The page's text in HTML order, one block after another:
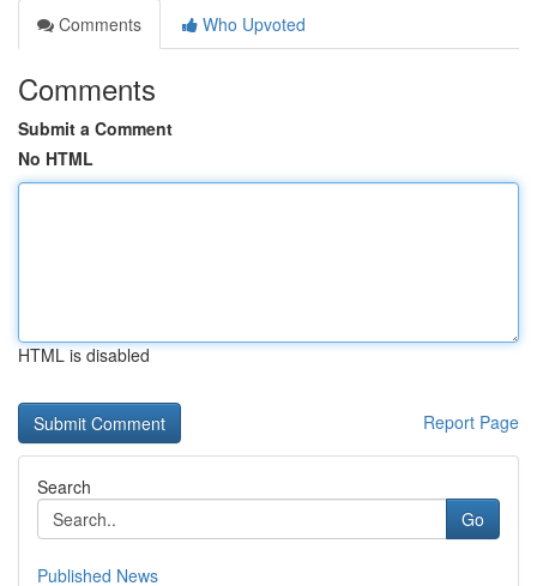
Comments
Who Upvoted
Comments
Submit a Comment
No HTML
HTML is disabled
Report Page
Search
Go
Published News